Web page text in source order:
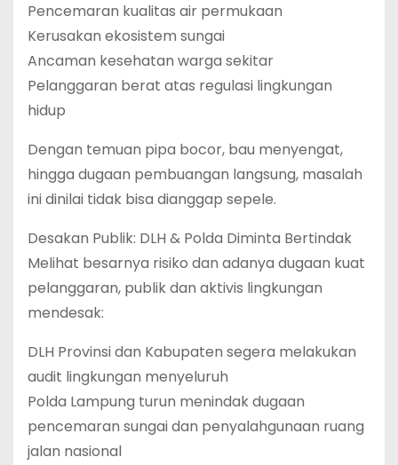
Pencemaran kualitas air permukaan
Kerusakan ekosistem sungai
Ancaman kesehatan warga sekitar
Pelanggaran berat atas regulasi lingkungan
hidup
Dengan temuan pipa bocor, bau menyengat,
hingga dugaan pembuangan langsung, masalah
ini dinilai tidak bisa dianggap sepele.
Desakan Publik: DLH & Polda Diminta Bertindak
Melihat besarnya risiko dan adanya dugaan kuat
pelanggaran, publik dan aktivis lingkungan
mendesak:
DLH Provinsi dan Kabupaten segera melakukan
audit lingkungan menyeluruh
Polda Lampung turun menindak dugaan
pencemaran sungai dan penyalahgunaan ruang
jalan nasional